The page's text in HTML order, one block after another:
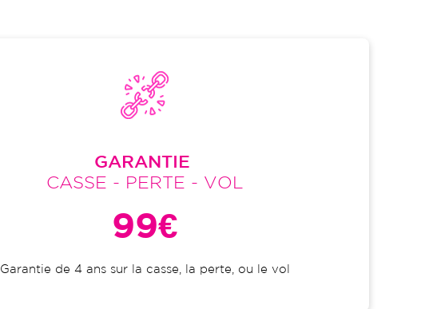
GARANTIE
CASSE - PERTE - VOL
99€
Garantie de 4 ans sur la casse, la perte, ou le vol